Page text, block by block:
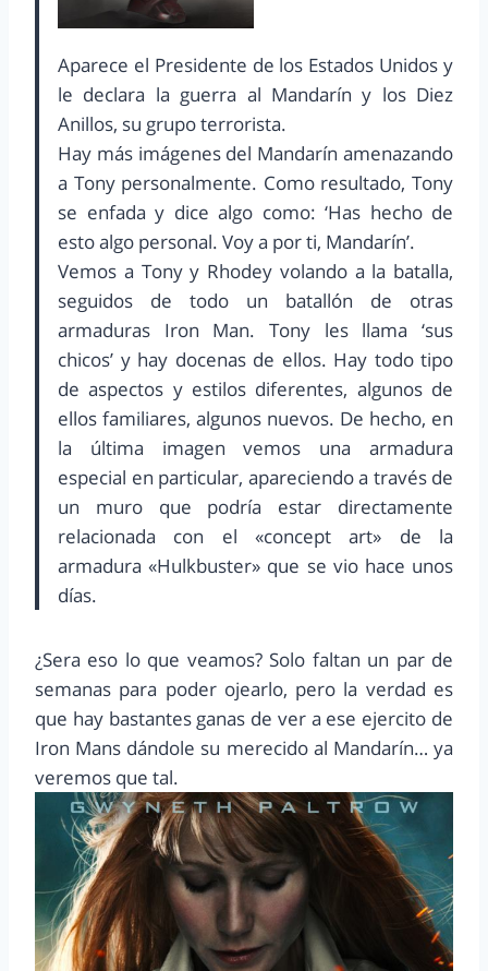
Aparece el Presidente de los Estados Unidos y
le declara la guerra al Mandarín y los Diez
Anillos, su grupo terrorista.
Hay más imágenes del Mandarín amenazando
a Tony personalmente. Como resultado, Tony
se enfada y dice algo como: ‘Has hecho de
esto algo personal. Voy a por ti, Mandarín’.
Vemos a Tony y Rhodey volando a la batalla,
seguidos de todo un batallón de otras
armaduras Iron Man. Tony les llama ‘sus
chicos’ y hay docenas de ellos. Hay todo tipo
de aspectos y estilos diferentes, algunos de
ellos familiares, algunos nuevos. De hecho, en
la última imagen vemos una armadura
especial en particular, apareciendo a través de
un muro que podría estar directamente
relacionada con el «concept art» de la
armadura «Hulkbuster» que se vio hace unos
días.
¿Sera eso lo que veamos? Solo faltan un par de
semanas para poder ojearlo, pero la verdad es
que hay bastantes ganas de ver a ese ejercito de
Iron Mans dándole su merecido al Mandarín… ya
veremos que tal.